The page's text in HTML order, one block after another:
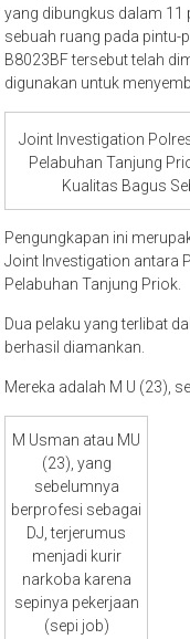
yang dibungkus dalam 11
sebuah ruang pada pintu-
B8023BF tersebut telah
digunakan untuk
Joint Investigation
Pelabuhan Tanjung
Kualitas Bagus
Pengungkapan ini
Joint Investigation antara
Pelabuhan Tanjung Priok.
Dua pelaku yang terlibat
berhasil diamankan.
Mereka adalah M U (23),
M Usman atau MU
(23), yang
sebelumnya
berprofesi sebagai
DJ, terjerumus
menjadi kurir
narkoba karena
sepinya pekerjaan
(sepi job)